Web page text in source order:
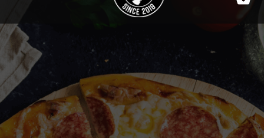
ACCUEIL
LA CARTE
VOTRE COMPTE